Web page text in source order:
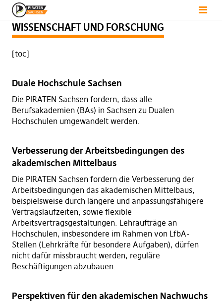
WISSENSCHAFT UND FORSCHUNG
[toc]
Duale Hochschule Sachsen
Die PIRATEN Sachsen fordern, dass alle
Berufsakademien (BAs) in Sachsen zu Dualen
Hochschulen umgewandelt werden.
Verbesserung der Arbeitsbedingungen des
akademischen Mittelbaus
Die PIRATEN Sachsen fordern die Verbesserung der
Arbeitsbedingungen das akademischen Mittelbaus,
beispielsweise durch längere und anpassungsfähigere
Vertragslaufzeiten, sowie flexible
Arbeitsvertragsgestaltungen. Lehraufträge an
Hochschulen, insbesondere im Rahmen von LfbA-
Stellen (Lehrkräfte für besondere Aufgaben), dürfen
nicht dafür missbraucht werden, reguläre
Beschäftigungen abzubauen.
Perspektiven für den akademischen Nachwuchs